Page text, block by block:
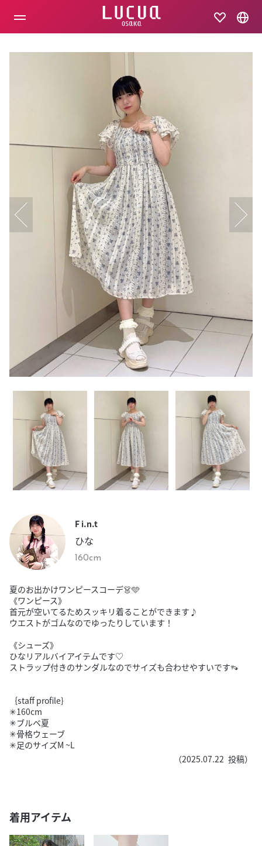
F i.n.t
ひな
160cm
夏のお出かけワンピースコーデ👗🩵
《ワンピース》
首元が空いてるためスッキリ着ることができます♪
ウエストがゴムなのでゆったりしています！
《シューズ》
ひなリアルバイアイテムです♡
ストラップ付きのサンダルなのでサイズも合わせやすいです👡
｛staff profile｝
✳︎160cm
✳︎ブルベ夏
✳︎骨格ウェーブ
✳︎足のサイズM ~L
（2025.07.22 投稿）
着用アイテム